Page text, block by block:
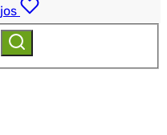
Pesquisa